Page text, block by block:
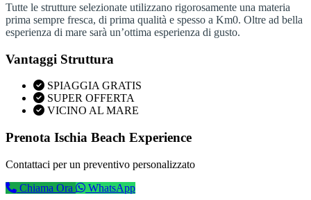
Tutte le strutture selezionate utilizzano rigorosamente una materia
prima sempre fresca, di prima qualità e spesso a Km0. Oltre ad bella
esperienza di mare sarà un’ottima esperienza di gusto.
Vantaggi Struttura
SPIAGGIA GRATIS
SUPER OFFERTA
VICINO AL MARE
Prenota Ischia Beach Experience
Contattaci per un preventivo personalizzato
Chiama Ora
WhatsApp